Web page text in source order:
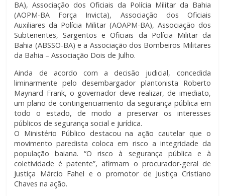
BA), Associação dos Oficiais da Polícia Militar da Bahia
(AOPM-BA Força Invicta), Associação dos Oficiais
Auxiliares da Polícia Militar (AOAPM-BA), Associação dos
Subtenentes, Sargentos e Oficiais da Polícia Militar da
Bahia (ABSSO-BA) e a Associação dos Bombeiros Militares
da Bahia – Associação Dois de Julho.
Ainda de acordo com a decisão judicial, concedida
liminarmente pelo desembargador plantonista Roberto
Maynard Frank, o governador deve realizar, de imediato,
um plano de contingenciamento da segurança pública em
todo o estado, de modo a preservar os interesses
públicos de segurança social e jurídica.
O Ministério Público destacou na ação cautelar que o
movimento paredista coloca em risco a integridade da
população baiana. “O risco à segurança pública e à
coletividade é patente”, afirmam o procurador-geral de
Justiça Márcio Fahel e o promotor de Justiça Cristiano
Chaves na ação.